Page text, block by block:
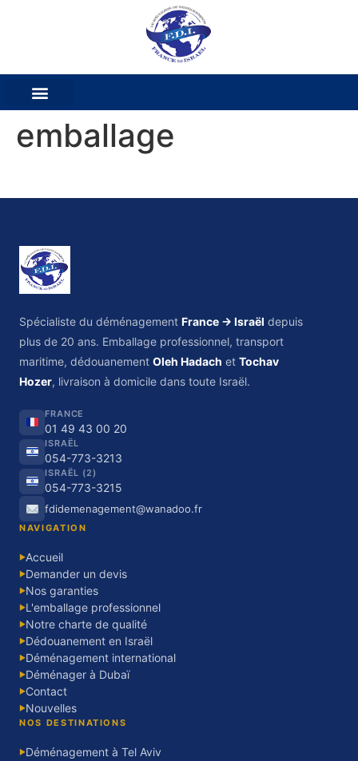
emballage
Spécialiste du déménagement France → Israël depuis
plus de 20 ans. Emballage professionnel, transport
maritime, dédouanement Oleh Hadach et Tochav
Hozer, livraison à domicile dans toute Israël.
FRANCE
01 49 43 00 20
ISRAËL
054-773-3213
ISRAËL (2)
054-773-3215
fdidemenagement@wanadoo.fr
NAVIGATION
▶Accueil
▶Demander un devis
▶Nos garanties
▶L'emballage professionnel
▶Notre charte de qualité
▶Dédouanement en Israël
▶Déménagement international
▶Déménager à Dubaï
▶Contact
▶Nouvelles
NOS DESTINATIONS
▶Déménagement à Tel Aviv